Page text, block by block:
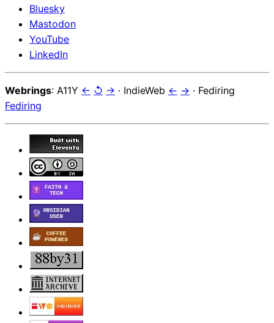
Bluesky
Mastodon
YouTube
LinkedIn
Webrings: A11Y ← ↺ → · IndieWeb ← → · Fediring
Fediring